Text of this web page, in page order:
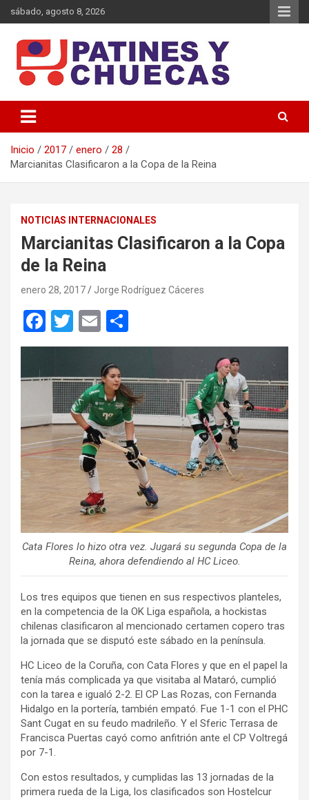
Saltar
al
sábado, agosto 8, 2026
Patines y Chuecas
Inicio 2017 enero
28
Marcianitas Clasificaron a la Copa de la Reina
NOTICIAS INTERNACIONALES
Marcianitas Clasificaron a la Copa
de la Reina
enero 28, 2017 Jorge Rodríguez Cáceres
F
a
b
o
o
k
T
wi
er
E
m
ail
o
p
ar
tir
Cata Flores lo hizo otra vez. Jugará su segunda Copa de la
Reina, ahora defendiendo al HC Liceo.
Los tres equipos que tienen en sus respectivos planteles,
en la competencia de la OK Liga española, a hockistas
chilenas clasificaron al mencionado certamen copero tras
la jornada que se disputó este sábado en la península.
HC Liceo de la Coruña, con Cata Flores y que en el papel la
tenía más complicada ya que visitaba al Mataró, cumplió
con la tarea e igualó 2-2. El CP Las Rozas, con Fernanda
Hidalgo en la portería, también empató. Fue 1-1 con el PHC
Sant Cugat en su feudo madrileño. Y el Sferic Terrasa de
Francisca Puertas cayó como anfitrión ante el CP Voltregá
por 7-1.
Con estos resultados, y cumplidas las 13 jornadas de la
primera rueda de la Liga, los clasificados son Hostelcur